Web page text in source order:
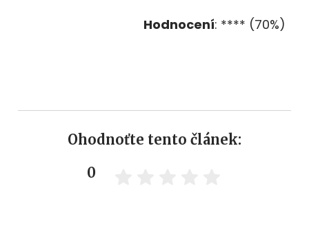
Hodnocení: **** (70%)
Ohodnoťte tento článek:
0